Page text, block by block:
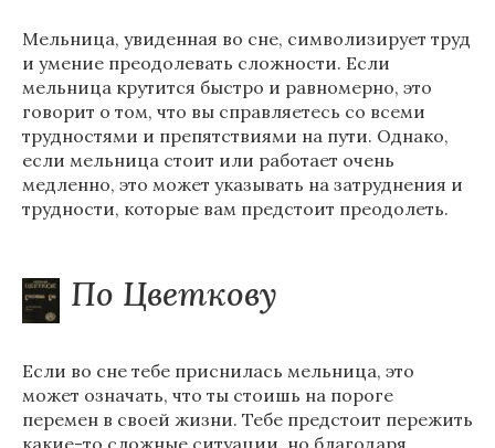
Мельница, увиденная во сне, символизирует труд
и умение преодолевать сложности. Если
мельница крутится быстро и равномерно, это
говорит о том, что вы справляетесь со всеми
трудностями и препятствиями на пути. Однако,
если мельница стоит или работает очень
медленно, это может указывать на затруднения и
трудности, которые вам предстоит преодолеть.
По Цветкову
Если во сне тебе приснилась мельница, это
может означать, что ты стоишь на пороге
перемен в своей жизни. Тебе предстоит пережить
какие-то сложные ситуации, но благодаря